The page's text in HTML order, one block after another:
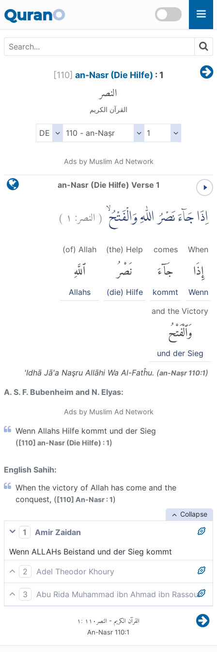
QuranO
[110] an-Nasr (Die Hilfe) : 1
النصر
القرآن الكريم
Ads by Muslim Ad Network
an-Nasr (Die Hilfe) Verse 1
اِذَا جَاۤءَ نَصْرُ اللّٰهِ وَالْفَتْحُۙ (النصر: ١ )
When
إِذَا
Wenn
comes
جَآءَ
kommt
(the) Help
نَصْرُ
(die) Hilfe
(of) Allah
ٱللَّهِ
Allahs
and the Victory
وَٱلْفَتْحُ
und der Sieg
'Idhā Jā'a Naşru Allāhi Wa Al-Fatĥu. (an-Naṣr 110:1)
A. S. F. Bubenheim and N. Elyas:
Ads by Muslim Ad Network
Wenn Allahs Hilfe kommt und der Sieg
([110] an-Nasr (Die Hilfe) : 1)
English Sahih:
When the victory of Allah has come and the
conquest, ([110] An-Nasr : 1)
Collapse
1
Amir Zaidan
Wenn ALLAHs Beistand und der Sieg kommt
2
Adel Theodor Khoury
Wenn die Unterstützung Gottes kommt, und auch der
Erfolg,
3
Abu Rida Muhammad ibn Ahmad ibn Rassoul
القرآن الكريم - النصر١١٠ :١
An-Nasr 110:1